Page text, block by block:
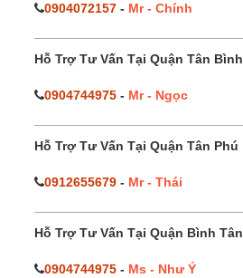
0904072157 - Mr - Chính
Hỗ Trợ Tư Vấn Tại Quận Tân Bình
0904744975 - Mr - Ngọc
Hỗ Trợ Tư Vấn Tại Quận Tân Phú
0912655679 - Mr - Thái
Hỗ Trợ Tư Vấn Tại Quận Bình Tân
0904744975 - Ms - Như Ý